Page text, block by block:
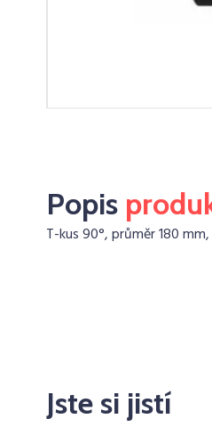
Popis
T-kus 90°, průměr 180
Jste si jistí